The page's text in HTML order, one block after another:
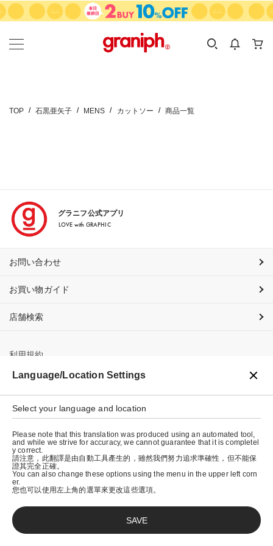
カテゴリーから探す
KIDS
カテゴリ
サイズ
TOP 石黒亜矢子 MENS カットソー 商品一覧
グラニフ公式アプリ
LOVE with GRAPHIC
お問い合わせ
お買い物ガイド
店舗検索
利用規約
プライバシーポリシー
特定商取引法に基づく表示
会社概要
© graniph inc.
Language/Location Settings
Select your language and location
Please note that this translation was produced using an automated tool,
and while we strive for accuracy, we cannot guarantee that it is completel
y correct.
請注意，此翻譯是由自動工具產生的，雖然我們努力追求準確性，但不能保
證其完全正確。
You can also change these options using the menu in the upper left corn
er.
您也可以使用左上角的選單來更改這些選項。
SAVE